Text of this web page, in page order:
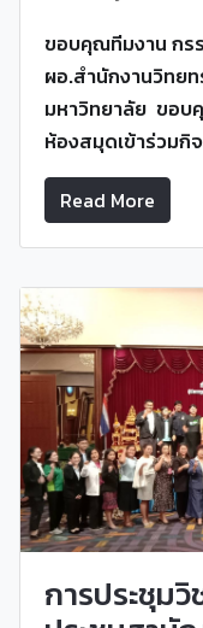
ขอบคุณทีมงาน กร
ผอ.สำนักงานวิทย
มหาวิทยาลัย ขอบ
ห้องสมุดเข้าร่วมกิ
Read More
การประชุม